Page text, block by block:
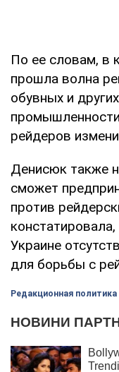
По ее словам, в
прошла волна
обувных и
рейдеров
Денисюк также
сможет
против
Украине
для борьбы с
Редакционная политика